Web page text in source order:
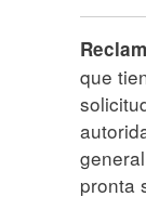
que
pronta